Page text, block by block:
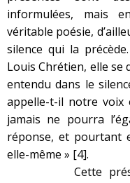
informulées, mais
véritable poésie,
silence qui la
Louis Chrétien, elle se
entendu dans le
appelle-t-il notre voix
jamais ne pourra
réponse, et pourtant
elle-même » [4].
Cette présence